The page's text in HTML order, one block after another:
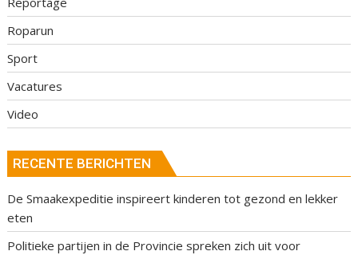
Roparun
Sport
Vacatures
Video
RECENTE BERICHTEN
De Smaakexpeditie inspireert kinderen tot gezond en lekker
eten
Politieke partijen in de Provincie spreken zich uit voor